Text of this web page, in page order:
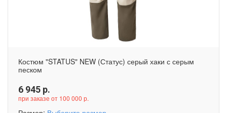
Костюм "STATUS" NEW (Статус) серый хаки с серым
песком
6 945 р.
при заказе от 100 000 р.